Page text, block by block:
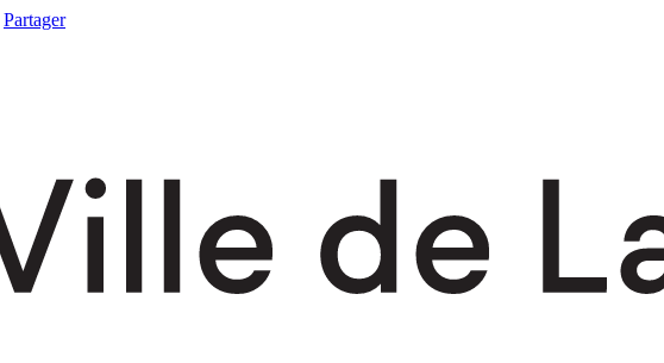
Partager